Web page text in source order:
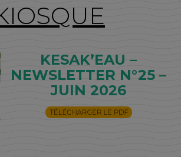
KESAK’EAU –
NEWSLETTER N°25 –
JUIN 2026